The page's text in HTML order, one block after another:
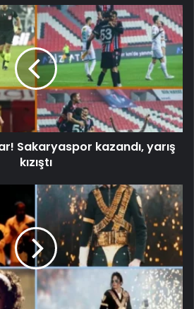
Sakaryaspor kazandı, yarış
kızıştı